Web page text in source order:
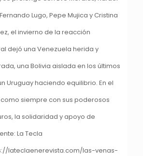
Lugo, Pepe Mujica y Cristina
el invierno de la reacción
dejó una Venezuela herida y
una Bolivia aislada en los últimos
Uruguay haciendo equilibrio. En el
siempre con sus poderosos
la solidaridad y apoyo de
La Tecla
lateclaenerevista.com/las-venas-